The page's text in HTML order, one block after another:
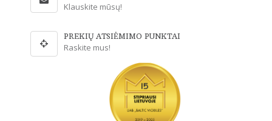
Klauskite mūsų!
PREKIŲ ATSIĖMIMO PUNKTAI
Raskite mus!